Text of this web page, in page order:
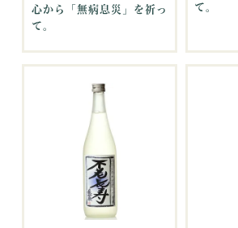
心から「無病息災」を祈っ
て。
て。